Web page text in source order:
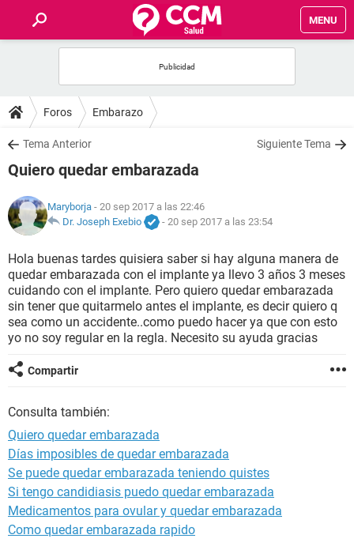
MENU
FOROS
SALUD
FAMILIA
NUTRICIÓN
BIENESTAR
SEXUALIDAD
GLOSARIO
Foros Embarazo
Tema Anterior Siguiente Tema
Quiero quedar embarazada
Maryborja - 20 sep 2017 a las 22:46
Dr. Joseph Exebio
- 20 sep 2017 a las 23:54
Hola buenas tardes quisiera saber si hay alguna manera de
quedar embarazada con el implante ya llevo 3 años 3 meses
cuidando con el implante. Pero quiero quedar embarazada
sin tener que quitarmelo antes el implante, es decir quiero q
sea como un accidente..como puedo hacer ya que con esto
yo no soy regular en la regla. Necesito su ayuda gracias
Compartir
Consulta también:
Quiero quedar embarazada
Días imposibles de quedar embarazada
Se puede quedar embarazada teniendo quistes
Si tengo candidiasis puedo quedar embarazada
Medicamentos para ovular y quedar embarazada
Como quedar embarazada rapido